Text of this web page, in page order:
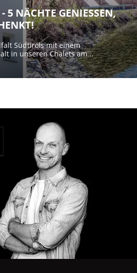
NÄCHTE GENIESSEN, 1
Südtirols mit einem
in unseren Chalets am...